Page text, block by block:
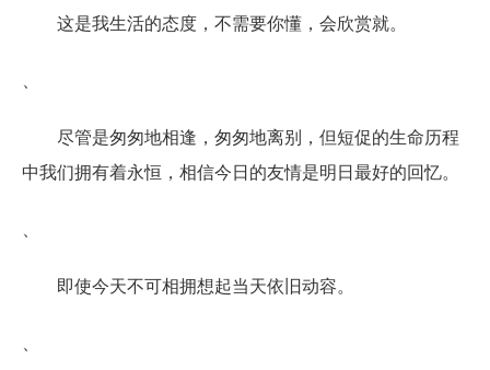
这是我生活的态度，不需要你懂，会欣赏就。
、
尽管是匆匆地相逢，匆匆地离别，但短促的生命历程
中我们拥有着永恒，相信今日的友情是明日最好的回忆。
、
即使今天不可相拥想起当天依旧动容。
、